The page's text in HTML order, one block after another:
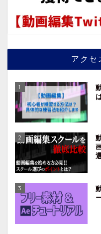
アクセ
1
2
3